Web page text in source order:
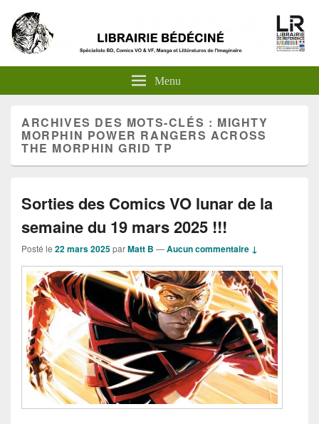
Menu
ARCHIVES DES MOTS-CLÉS : MIGHTY
MORPHIN POWER RANGERS ACROSS
THE MORPHIN GRID TP
Sorties des Comics VO lunar de la
semaine du 19 mars 2025 !!!
Posté le 22 mars 2025parMatt B —Aucun commentaire ↓